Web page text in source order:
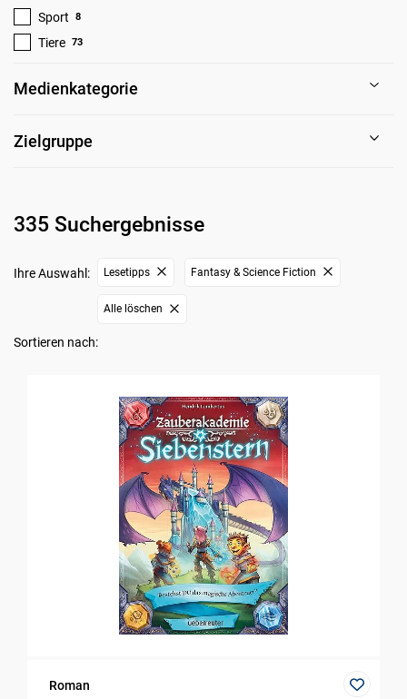
Sport 8
Tiere 73
Medienkategorie
Zielgruppe
335 Suchergebnisse
Ihre Auswahl: Lesetipps Fantasy & Science Fiction
Alle löschen
Sortieren nach:
Roman